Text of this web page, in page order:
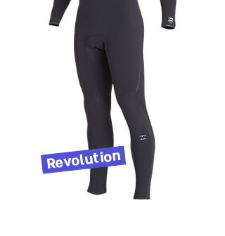
Revolution